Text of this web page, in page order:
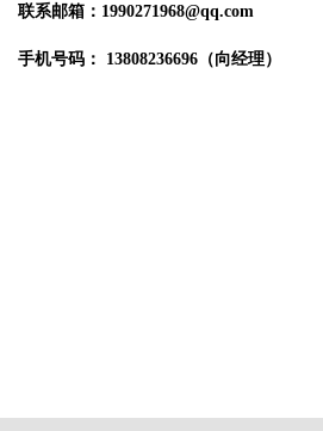
联系邮箱：1990271968@qq.com
手机号码： 13808236696（向经理）